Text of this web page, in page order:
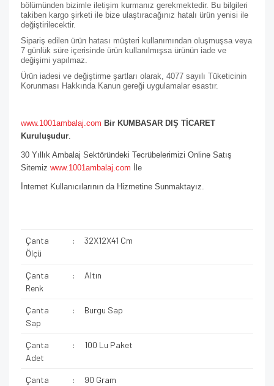
bölümünden bizimle iletişim kurmanız gerekmektedir. Bu bilgileri
takiben kargo şirketi ile bize ulaştıracağınız hatalı ürün yenisi ile
değiştirilecektir.
Sipariş edilen ürün hatası müşteri kullanımından oluşmuşsa veya
7 günlük süre içerisinde ürün kullanılmışsa ürünün iade ve
değişimi yapılmaz.
Ürün iadesi ve değiştirme şartları olarak, 4077 sayılı Tüketicinin
Korunması Hakkında Kanun gereği uygulamalar esastır.
www.1001ambalaj.com Bir KUMBASAR DIŞ TİCARET
Kuruluşudur.
30 Yıllık Ambalaj Sektöründeki Tecrübelerimizi Online Satış
Sitemiz www.1001ambalaj.com İle
İnternet Kullanıcılarının da Hizmetine Sunmaktayız.
Çanta
Ölçü
: 32X12X41 Cm
Çanta
Renk
: Altın
Çanta
Sap
: Burgu Sap
Çanta
Adet
: 100 Lu Paket
Çanta
: 90 Gram